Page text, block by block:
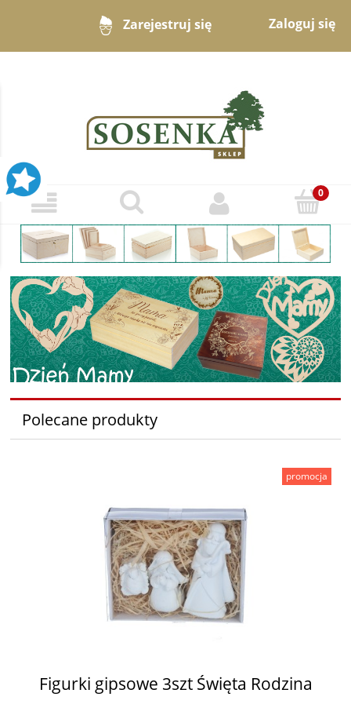
Zarejestruj się Zaloguj się
Polecane produkty
Figurki gipsowe 3szt Święta Rodzina
promocja